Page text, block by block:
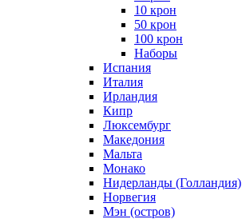
10 крон
50 крон
100 крон
Наборы
Испания
Италия
Ирландия
Кипр
Люксембург
Македония
Мальта
Монако
Нидерланды (Голландия)
Норвегия
Мэн (остров)